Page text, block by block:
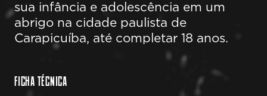
sua infância e adolescência em um
abrigo na cidade paulista de
Carapicuíba, até completar 18 anos.
FICHA TÉCNICA